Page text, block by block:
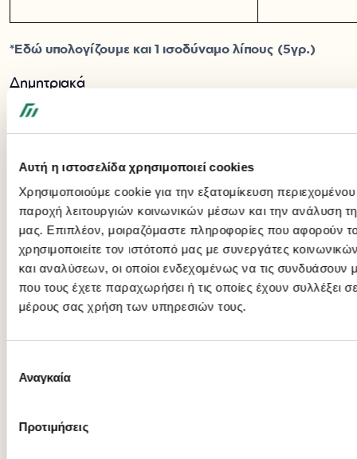
Αυτή η ιστοσελίδα χρησιμοποιεί cookies
Χρησιμοποιούμε cookie για την εξατομίκευση
παροχή λειτουργιών κοινωνικών μέσων και την ανάλυση
μας. Επιπλέον, μοιραζόμαστε πληροφορίες που αφορούν
χρησιμοποιείτε τον ιστότοπό μας με συνεργάτες
και αναλύσεων, οι οποίοι ενδεχομένως να τις συνδυάσουν
που τους έχετε παραχωρήσει ή τις οποίες έχουν συλλέξει
μέρους σας χρήση των υπηρεσιών τους.
συγκατάθεσης
Αναγκαία
Προτιμήσεις
*Εδώ υπολογίζουμε και 1 ισοδύναμο λίπους (5γρ.)
Δημητριακά
Δημητριακά Granola ¼ κούπας
Νιφάδες βρώμης ½ κούπα (25γρ.)